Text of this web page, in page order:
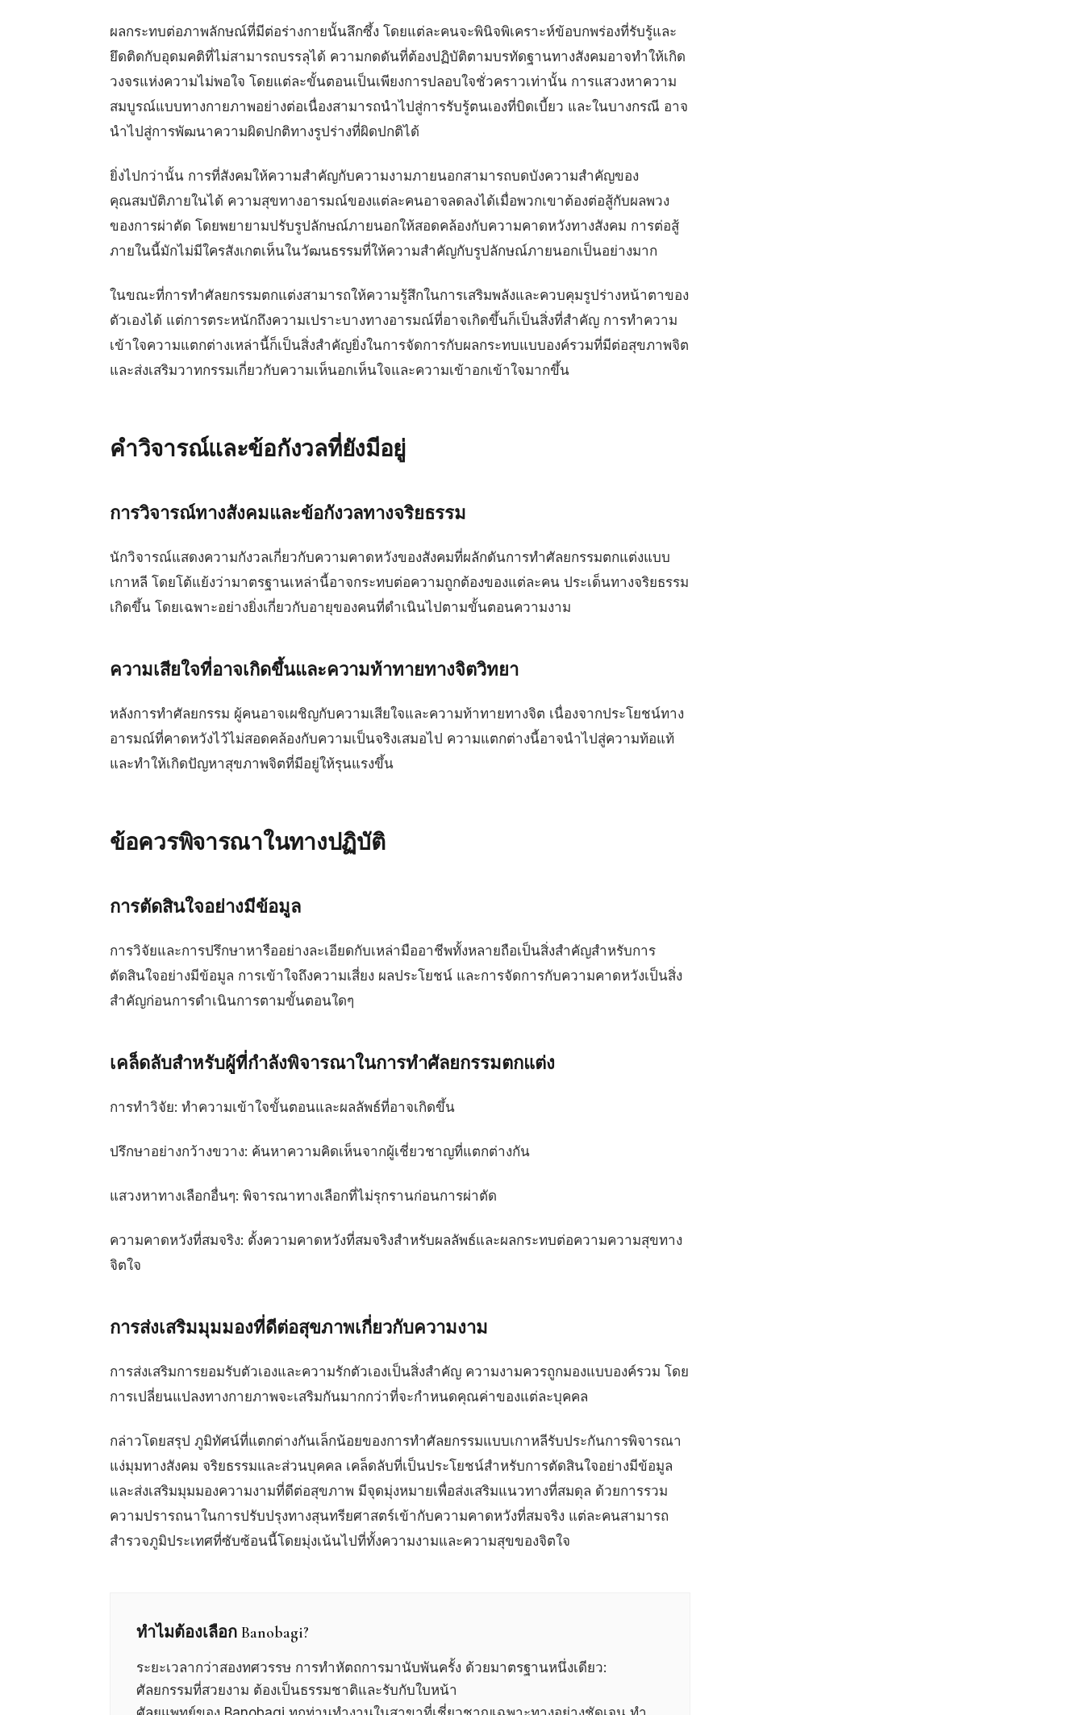
ผลกระทบต่อภาพลักษณ์ที่มีต่อร่างกายนั้นลึกซึ้ง โดยแต่ละคนจะพินิจพิเคราะห์ข้อบกพร่องที่รับรู้และ
ยึดติดกับอุดมคติที่ไม่สามารถบรรลุได้ ความกดดันที่ต้องปฏิบัติตามบรทัดฐานทางสังคมอาจทำให้เกิด
วงจรแห่งความไม่พอใจ โดยแต่ละขั้นตอนเป็นเพียงการปลอบใจชั่วคราวเท่านั้น การแสวงหาความ
สมบูรณ์แบบทางกายภาพอย่างต่อเนื่องสามารถนำไปสู่การรับรู้ตนเองที่บิดเบี้ยว และในบางกรณี อาจ
นำไปสู่การพัฒนาความผิดปกติทางรูปร่างที่ผิดปกติได้
ยิ่งไปกว่านั้น การที่สังคมให้ความสำคัญกับความงามภายนอกสามารถบดบังความสำคัญของ
คุณสมบัติภายในได้ ความสุขทางอารมณ์ของแต่ละคนอาจลดลงได้เมื่อพวกเขาต้องต่อสู้กับผลพวง
ของการผ่าตัด โดยพยายามปรับรูปลักษณ์ภายนอกให้สอดคล้องกับความคาดหวังทางสังคม การต่อสู้
ภายในนี้มักไม่มีใครสังเกตเห็นในวัฒนธรรมที่ให้ความสำคัญกับรูปลักษณ์ภายนอกเป็นอย่างมาก
ในขณะที่การทำศัลยกรรมตกแต่งสามารถให้ความรู้สึกในการเสริมพลังและควบคุมรูปร่างหน้าตาของ
ตัวเองได้ แต่การตระหนักถึงความเปราะบางทางอารมณ์ที่อาจเกิดขึ้นก็เป็นสิ่งที่สำคัญ การทำความ
เข้าใจความแตกต่างเหล่านี้ก็เป็นสิ่งสำคัญยิ่งในการจัดการกับผลกระทบแบบองค์รวมที่มีต่อสุขภาพจิต
และส่งเสริมวาทกรรมเกี่ยวกับความเห็นอกเห็นใจและความเข้าอกเข้าใจมากขึ้น
คำวิจารณ์และข้อกังวลที่ยังมีอยู่
การวิจารณ์ทางสังคมและข้อกังวลทางจริยธรรม
นักวิจารณ์แสดงความกังวลเกี่ยวกับความคาดหวังของสังคมที่ผลักดันการทำศัลยกรรมตกแต่งแบบ
เกาหลี โดยโต้แย้งว่ามาตรฐานเหล่านี้อาจกระทบต่อความถูกต้องของแต่ละคน ประเด็นทางจริยธรรม
เกิดขึ้น โดยเฉพาะอย่างยิ่งเกี่ยวกับอายุของคนที่ดำเนินไปตามขั้นตอนความงาม
ความเสียใจที่อาจเกิดขึ้นและความท้าทายทางจิตวิทยา
หลังการทำศัลยกรรม ผู้คนอาจเผชิญกับความเสียใจและความท้าทายทางจิต เนื่องจากประโยชน์ทาง
อารมณ์ที่คาดหวังไว้ไม่สอดคล้องกับความเป็นจริงเสมอไป ความแตกต่างนี้อาจนำไปสู่ความท้อแท้
และทำให้เกิดปัญหาสุขภาพจิตที่มีอยู่ให้รุนแรงขึ้น
ข้อควรพิจารณาในทางปฏิบัติ
การตัดสินใจอย่างมีข้อมูล
การวิจัยและการปรึกษาหารืออย่างละเอียดกับเหล่ามืออาชีพทั้งหลายถือเป็นสิ่งสำคัญสำหรับการ
ตัดสินใจอย่างมีข้อมูล การเข้าใจถึงความเสี่ยง ผลประโยชน์ และการจัดการกับความคาดหวังเป็นสิ่ง
สำคัญก่อนการดำเนินการตามขั้นตอนใดๆ
เคล็ดลับสำหรับผู้ที่กำลังพิจารณาในการทำศัลยกรรมตกแต่ง
การทำวิจัย: ทำความเข้าใจขั้นตอนและผลลัพธ์ที่อาจเกิดขึ้น
ปรึกษาอย่างกว้างขวาง: ค้นหาความคิดเห็นจากผู้เชี่ยวชาญที่แตกต่างกัน
แสวงหาทางเลือกอื่นๆ: พิจารณาทางเลือกที่ไม่รุกรานก่อนการผ่าตัด
ความคาดหวังที่สมจริง: ตั้งความคาดหวังที่สมจริงสำหรับผลลัพธ์และผลกระทบต่อความความสุขทาง
จิตใจ
การส่งเสริมมุมมองที่ดีต่อสุขภาพเกี่ยวกับความงาม
การส่งเสริมการยอมรับตัวเองและความรักตัวเองเป็นสิ่งสำคัญ ความงามควรถูกมองแบบองค์รวม โดย
การเปลี่ยนแปลงทางกายภาพจะเสริมกันมากกว่าที่จะกำหนดคุณค่าของแต่ละบุคคล
กล่าวโดยสรุป ภูมิทัศน์ที่แตกต่างกันเล็กน้อยของการทำศัลยกรรมแบบเกาหลีรับประกันการพิจารณา
แง่มุมทางสังคม จริยธรรมและส่วนบุคคล เคล็ดลับที่เป็นประโยชน์สำหรับการตัดสินใจอย่างมีข้อมูล
และส่งเสริมมุมมองความงามที่ดีต่อสุขภาพ มีจุดมุ่งหมายเพื่อส่งเสริมแนวทางที่สมดุล ด้วยการรวม
ความปรารถนาในการปรับปรุงทางสุนทรียศาสตร์เข้ากับความคาดหวังที่สมจริง แต่ละคนสามารถ
สำรวจภูมิประเทศที่ซับซ้อนนี้โดยมุ่งเน้นไปที่ทั้งความงามและความสุขของจิตใจ
ทำไมต้องเลือก Banobagi?
ระยะเวลากว่าสองทศวรรษ การทำหัตถการมานับพันครั้ง ด้วยมาตรฐานหนึ่งเดียว:
ศัลยกรรมที่สวยงาม ต้องเป็นธรรมชาติและรับกับใบหน้า